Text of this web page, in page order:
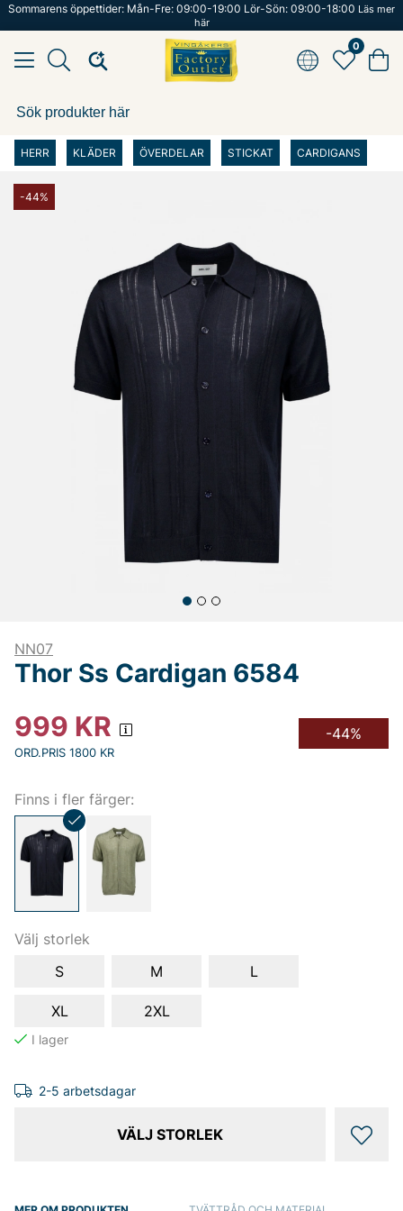
Sommarens öppettider: Mån-Fre: 09:00-19:00 Lör-Sön: 09:00-18:00 Läs mer
här
0
HERR KLÄDER ÖVERDELAR STICKAT CARDIGANS
-44%
NN07
Thor Ss Cardigan 6584
999 KR
ORD.PRIS 1800 KR
-44%
Finns i fler färger:
Välj storlek
S
M L
XL 2XL
2-5 arbetsdagar
VÄLJ STORLEK